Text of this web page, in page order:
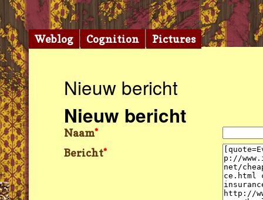
Nieuw bericht
Nieuw bericht
Naam*
Bericht*
Weblog Cognition Pictures